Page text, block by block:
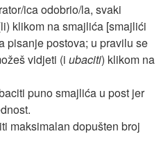
ica odobrio/la, svaki
klikom na smajlića [smajlići
pisanje postova; u pravilu se
vidjeti (i ubaciti) klikom na
puno smajlića u post jer
maksimalan dopušten broj